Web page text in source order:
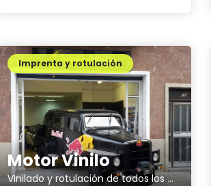
Motor Vinilo
Vinilado y rotulación de todos los vehículos
Imprenta y rotulación